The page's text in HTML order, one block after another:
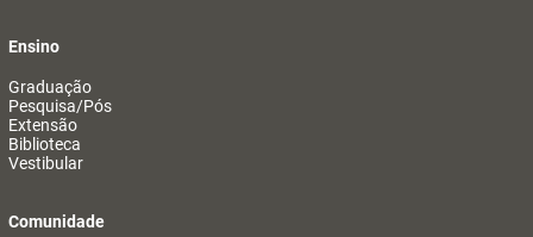
Ensino
Graduação
Pesquisa/Pós
Extensão
Biblioteca
Vestibular
Comunidade